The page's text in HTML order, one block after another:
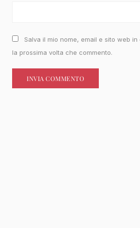
Salva il mio nome, email e sito web
la prossima volta che commento.